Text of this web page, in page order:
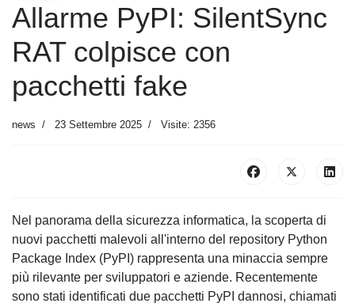
Allarme PyPI: SilentSync
RAT colpisce con
pacchetti fake
news 23 Settembre 2025 Visite: 2356
Nel panorama della sicurezza informatica, la scoperta di
nuovi pacchetti malevoli all'interno del repository Python
Package Index (PyPI) rappresenta una minaccia sempre
più rilevante per sviluppatori e aziende. Recentemente
sono stati identificati due pacchetti PyPI dannosi, chiamati